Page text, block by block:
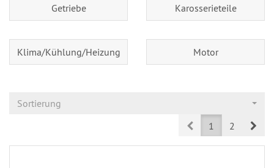
Getriebe Karosserieteile
Klima/Kühlung/Heizung Motor
Sortierung
Prev1 2